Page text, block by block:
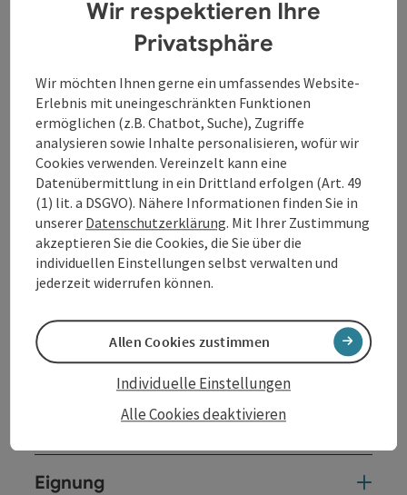
Beschreibung vollständig anzeigen
Kontakt
Öffnungszeiten
Anreise/Lage
Preise
Auszeichnungen
Eignung
Wir respektieren Ihre
Privatsphäre
Wir möchten Ihnen gerne ein umfassendes Website-
Erlebnis mit uneingeschränkten Funktionen
ermöglichen (z.B. Chatbot, Suche), Zugriffe
analysieren sowie Inhalte personalisieren, wofür wir
Cookies verwenden. Vereinzelt kann eine
Datenübermittlung in ein Drittland erfolgen (Art. 49
(1) lit. a DSGVO). Nähere Informationen finden Sie in
unserer Datenschutzerklärung. Mit Ihrer Zustimmung
akzeptieren Sie die Cookies, die Sie über die
individuellen Einstellungen selbst verwalten und
jederzeit widerrufen können.
Alle Cookies deaktivieren
Individuelle Einstellungen
Allen Cookies zustimmen